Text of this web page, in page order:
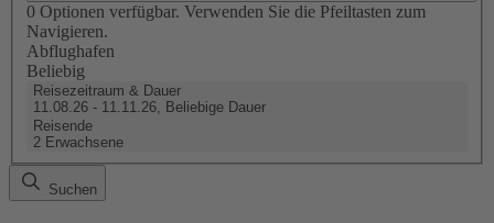
0 Optionen verfügbar. Verwenden Sie die Pfeiltasten zum
Navigieren.
Abflughafen
Beliebig
Reisezeitraum & Dauer
11.08.26 - 11.11.26, Beliebige Dauer
Reisende
2 Erwachsene
Suchen